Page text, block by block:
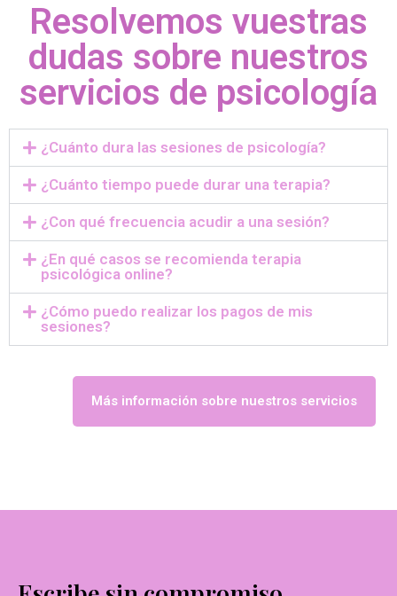
Resolvemos vuestras
dudas sobre nuestros
servicios de psicología
¿Cuánto dura las sesiones de psicología?
¿Cuánto tiempo puede durar una terapia?
¿Con qué frecuencia acudir a una sesión?
¿En qué casos se recomienda terapia
psicológica online?
¿Cómo puedo realizar los pagos de mis
sesiones?
Más información sobre nuestros servicios